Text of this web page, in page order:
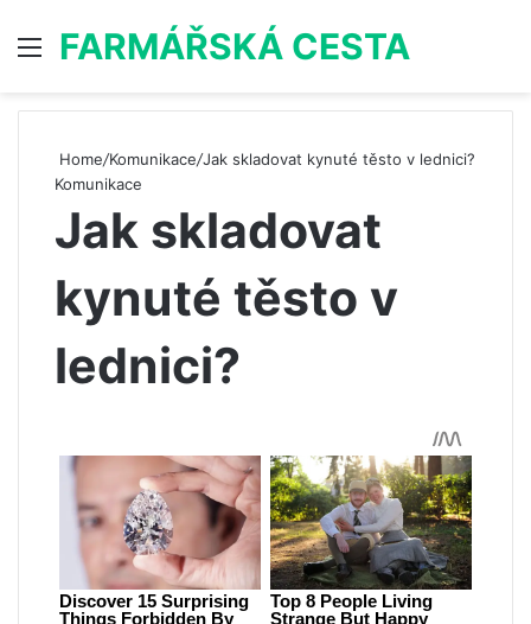
Menu
FARMÁŘSKÁ CESTA
Home/Komunikace/Jak skladovat kynuté těsto v lednici?
Komunikace
Jak skladovat
kynuté těsto v
lednici?